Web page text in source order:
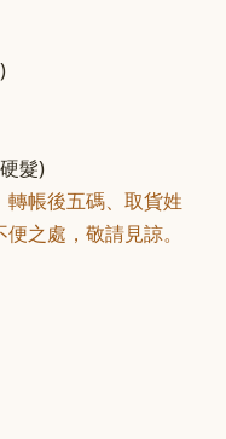
髮)
帳後五碼、取貨姓
之處，敬請見諒。